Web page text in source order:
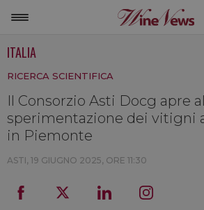
NON SOLO VINO
LA CANTINA DI
DICONO DI NOI
ITALIA
RICERCA SCIENTIFICA
Il Consorzio Asti Docg apre
sperimentazione dei vitigni
in Piemonte
ASTI, 19 GIUGNO 2025, ORE 11:30